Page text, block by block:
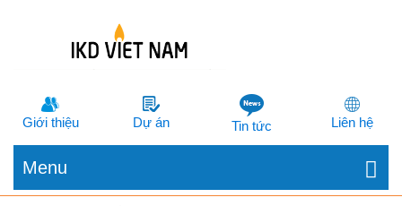
Giới thiệu Dự án Tin tức Liên hệ
Menu